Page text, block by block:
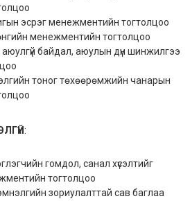
эсрэг менежментийн тогтолцоо
менежментийн тогтолцоо
аюулгүй байдал, аюулын дүн шинжилгээ
тоног төхөөрөмжийн чанарын
:
гомдол, санал хүсэлтийг
тогтолцоо
зориулалттай сав баглаа